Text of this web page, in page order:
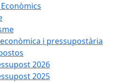
i pressupostària
2026
2025